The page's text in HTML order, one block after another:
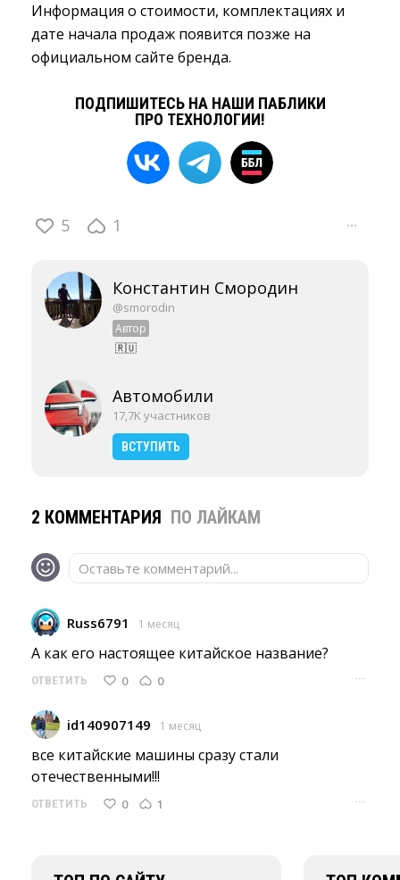
Информация о стоимости, комплектациях и
дате начала продаж появится позже на
официальном сайте бренда.
ПОДПИШИТЕСЬ НА НАШИ ПАБЛИКИ
ПРО ТЕХНОЛОГИИ!
5 1 ···
Константин Смородин
@smorodin
Автор
🇷🇺
Автомобили
17,7K участников
ВСТУПИТЬ
2 КОММЕНТАРИЯ ПО ЛАЙКАМ
Оставьте комментарий...
Russ6791 1 месяц
А как его настоящее китайское название?
ОТВЕТИТЬ 0 0 ···
id140907149 1 месяц
все китайские машины сразу стали
отечественными!!!
ОТВЕТИТЬ 0 1 ···